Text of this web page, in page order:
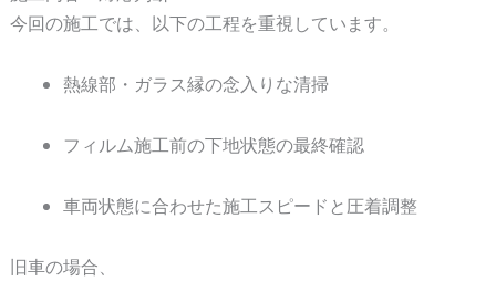
今回の施工では、以下の工程を重視しています。
熱線部・ガラス縁の念入りな清掃
フィルム施工前の下地状態の最終確認
車両状態に合わせた施工スピードと圧着調整
旧車の場合、